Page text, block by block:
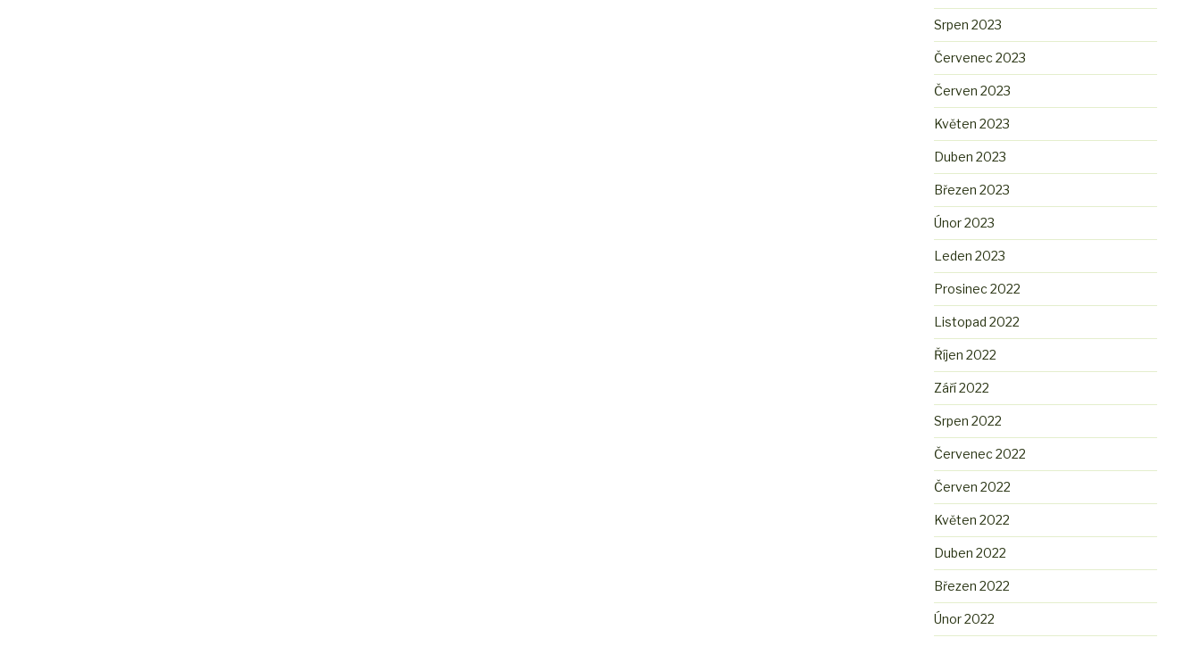
Srpen 2023
Červenec 2023
Červen 2023
Květen 2023
Duben 2023
Březen 2023
Únor 2023
Leden 2023
Prosinec 2022
Listopad 2022
Říjen 2022
Září 2022
Srpen 2022
Červenec 2022
Červen 2022
Květen 2022
Duben 2022
Březen 2022
Únor 2022